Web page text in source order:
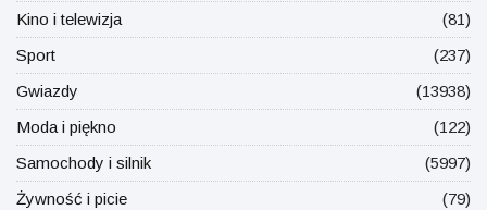
Kino i telewizja
(81)
Sport
(237)
Gwiazdy
(13938)
Moda i piękno
(122)
Samochody i silnik
(5997)
Żywność i picie
(79)